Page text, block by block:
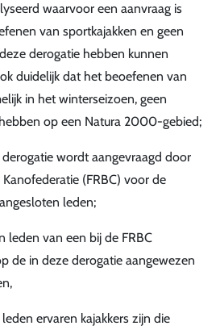
waarvoor een aanvraag is
van sportkajakken en geen
derogatie hebben kunnen
duidelijk dat het beoefenen van
in het winterseizoen, geen
op een Natura 2000-gebied;
wordt aangevraagd door
(FRBC) voor de
leden;
leden van een bij de FRBC
de in deze derogatie aangewezen
ervaren kajakkers zijn die